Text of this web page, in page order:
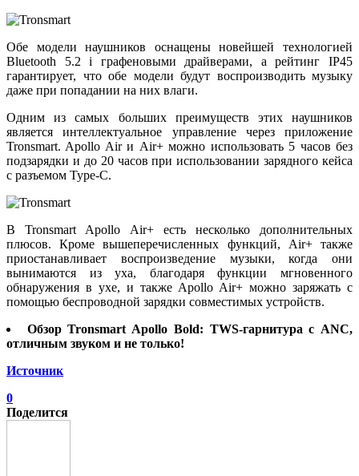
Обе модели наушников оснащены новейшей технологией
Bluetooth 5.2 і графеновыми драйверами, а рейтинг IP45
гарантирует, что обе модели будут воспроизводить музыку
даже при попадании на них влаги.
Одним из самых больших преимуществ этих наушников
является интеллектуальное управление через приложение
Tronsmart. Apollo Air и Air+ можно использовать 5 часов без
подзарядки и до 20 часов при использовании зарядного кейса
с разъемом Type-C.
В Tronsmart Apollo Air+ есть несколько дополнительных
плюсов. Кроме вышеперечисленных функций, Air+ также
приостанавливает воспроизведение музыки, когда они
вынимаются из уха, благодаря функции мгновенного
обнаружения в ухе, и также Apollo Air+ можно заряжать с
помощью беспроводной зарядки совместимых устройств.
Обзор Tronsmart Apollo Bold: TWS-гарнитура с ANC,
отличным звуком и не только!
Источник
0
Поделится